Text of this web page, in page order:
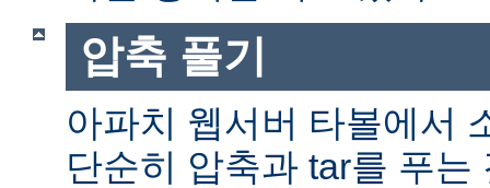
압축 풀기
아파치 웹서버 타볼에서
단순히 압축과 tar를 푸는